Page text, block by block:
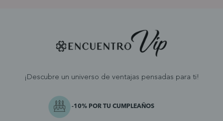
¡Descubre un universo de ventajas pensadas para ti!
-10% POR TU CUMPLEAÑOS